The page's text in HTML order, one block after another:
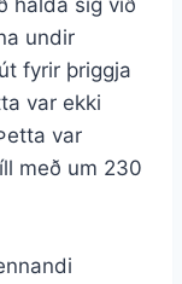
undir
fyrir þriggja
var ekki
var
með um 230